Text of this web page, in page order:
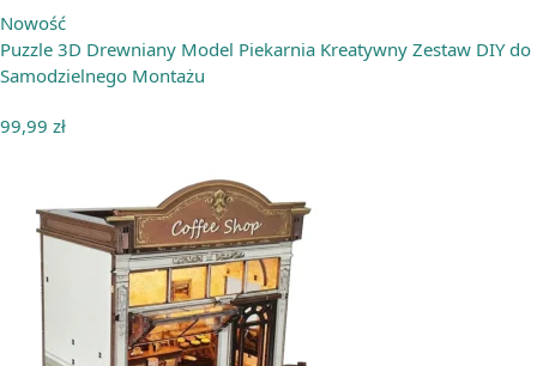
Nowość
Puzzle 3D Drewniany Model Piekarnia Kreatywny Zestaw DIY do
Samodzielnego Montażu
99,99 zł